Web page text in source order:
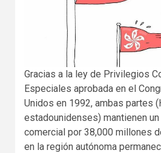
Gracias a la ley de Privilegios
Especiales aprobada en el
Unidos en 1992, ambas partes
estadounidenses) mantienen
comercial por 38,000 millones
en la región autónoma